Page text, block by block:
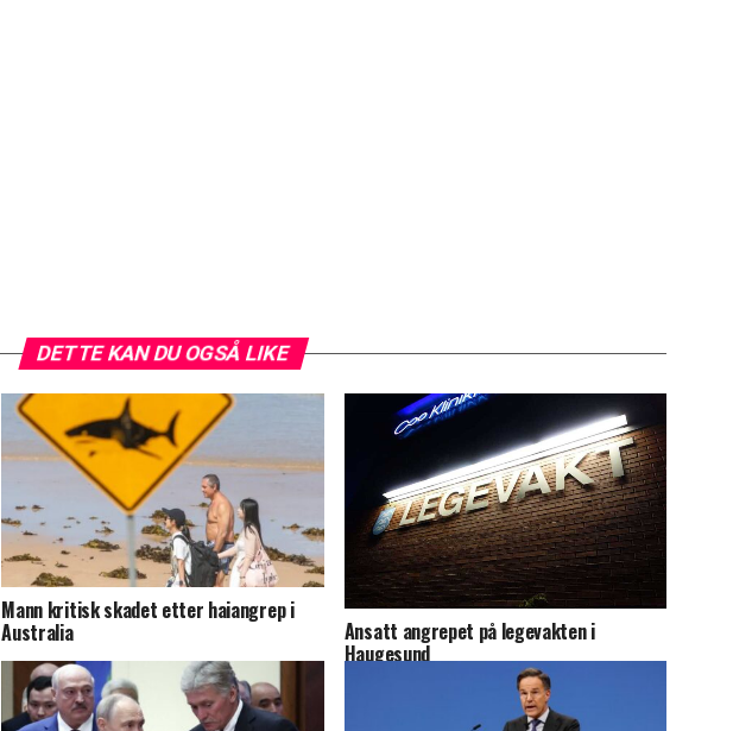
DETTE KAN DU OGSÅ LIKE
Mann kritisk skadet etter haiangrep i
Australia Ansatt angrepet på legevakten i
Haugesund